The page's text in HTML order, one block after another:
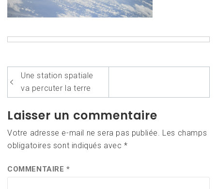
Navigation
de
l’article
Une station spatiale
va percuter la terre
Laisser un commentaire
Votre adresse e-mail ne sera pas publiée. Les champs
obligatoires sont indiqués avec*
COMMENTAIRE*